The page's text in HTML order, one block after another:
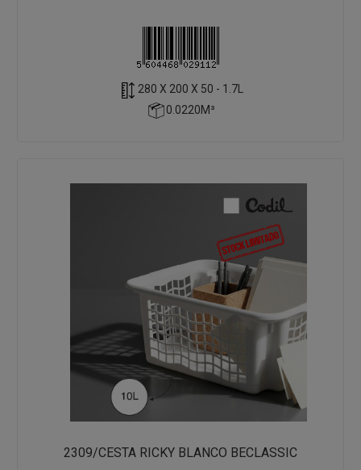
280 X 200 X 50 - 1.7L
0.0220M³
2309/CESTA RICKY BLANCO BECLASSIC